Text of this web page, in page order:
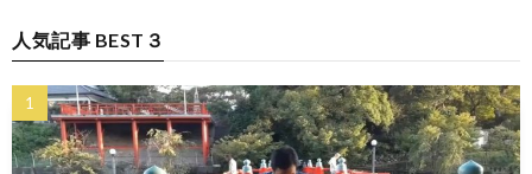
人気記事 BEST３